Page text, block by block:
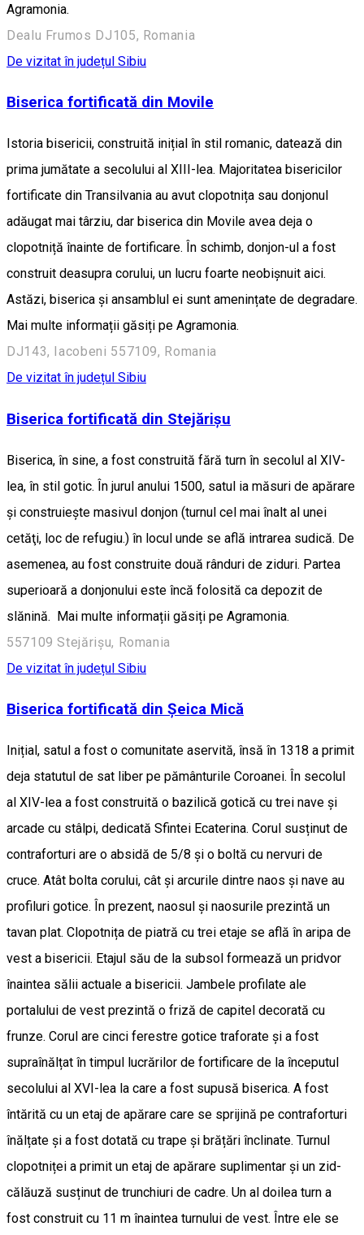
Agramonia.
Dealu Frumos DJ105, Romania
De vizitat în județul Sibiu
Biserica fortificată din Movile
Istoria bisericii, construită inițial în stil romanic, datează din
prima jumătate a secolului al XIII-lea. Majoritatea bisericilor
fortificate din Transilvania au avut clopotnița sau donjonul
adăugat mai târziu, dar biserica din Movile avea deja o
clopotniță înainte de fortificare. În schimb, donjon-ul a fost
construit deasupra corului, un lucru foarte neobișnuit aici.
Astăzi, biserica și ansamblul ei sunt amenințate de degradare.
Mai multe informații găsiți pe Agramonia.
DJ143, Iacobeni 557109, Romania
De vizitat în județul Sibiu
Biserica fortificată din Stejărișu
Biserica, în sine, a fost construită fără turn în secolul al XIV-
lea, în stil gotic. În jurul anului 1500, satul ia măsuri de apărare
și construieşte masivul donjon (turnul cel mai înalt al unei
cetăţi, loc de refugiu.) în locul unde se află intrarea sudică. De
asemenea, au fost construite două rânduri de ziduri. Partea
superioară a donjonului este încă folosită ca depozit de
slănină. Mai multe informații găsiți pe Agramonia.
557109 Stejărișu, Romania
De vizitat în județul Sibiu
Biserica fortificată din Șeica Mică
Inițial, satul a fost o comunitate aservită, însă în 1318 a primit
deja statutul de sat liber pe pământurile Coroanei. În secolul
al XIV-lea a fost construită o bazilică gotică cu trei nave și
arcade cu stâlpi, dedicată Sfintei Ecaterina. Corul susținut de
contraforturi are o absidă de 5/8 și o boltă cu nervuri de
cruce. Atât bolta corului, cât și arcurile dintre naos și nave au
profiluri gotice. În prezent, naosul și naosurile prezintă un
tavan plat. Clopotnița de piatră cu trei etaje se află în aripa de
vest a bisericii. Etajul său de la subsol formează un pridvor
înaintea sălii actuale a bisericii. Jambele profilate ale
portalului de vest prezintă o friză de capitel decorată cu
frunze. Corul are cinci ferestre gotice traforate și a fost
supraînălțat în timpul lucrărilor de fortificare de la începutul
secolului al XVI-lea la care a fost supusă biserica. A fost
întărită cu un etaj de apărare care se sprijină pe contraforturi
înălțate și a fost dotată cu trape și brățări înclinate. Turnul
clopotniței a primit un etaj de apărare suplimentar și un zid-
călăuză susținut de trunchiuri de cadre. Un al doilea turn a
fost construit cu 11 m înaintea turnului de vest. Între ele se